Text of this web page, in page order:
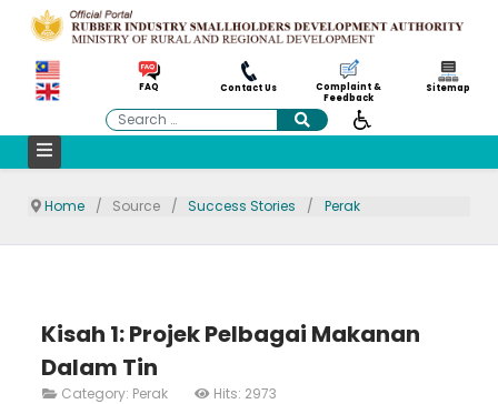
FAQ Contact Us
Complaint &
Feedback
Sitemap
Search
Home Source Success Stories Perak
Kisah 1: Projek Pelbagai Makanan
Dalam Tin
Category: Perak Hits: 2973